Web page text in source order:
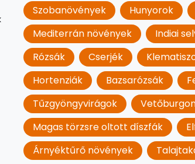
Szobanövények
Hunyorok
Mediterrán növények
Indiai
Rózsák
Cserjék
Hortenziák
Bazsarózsák
Tűzgyöngyvirágok
Magas törzsre oltott díszfák
Árnyéktűrő növények